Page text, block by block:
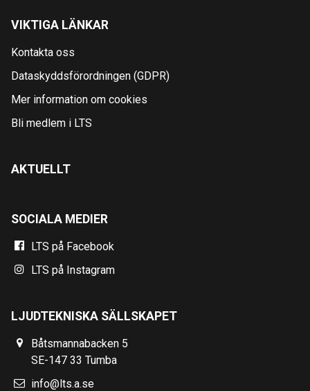
VIKTIGA LÄNKAR
Kontakta oss
Dataskyddsförordningen (GDPR)
Mer information om cookies
Bli medlem i LTS
AKTUELLT
SOCIALA MEDIER
LTS på Facebook
LTS på Instagram
LJUDTEKNISKA SÄLLSKAPET
Båtsmannabacken 5
SE-147 33 Tumba
info@lts.a.se